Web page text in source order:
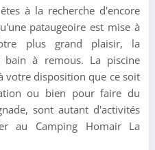
à la recherche d'encore
pataugeoire est mise à
plus grand plaisir, la
bain à remous. La piscine
votre disposition que ce soit
ou bien pour faire du
sont autant d'activités
au Camping Homair La